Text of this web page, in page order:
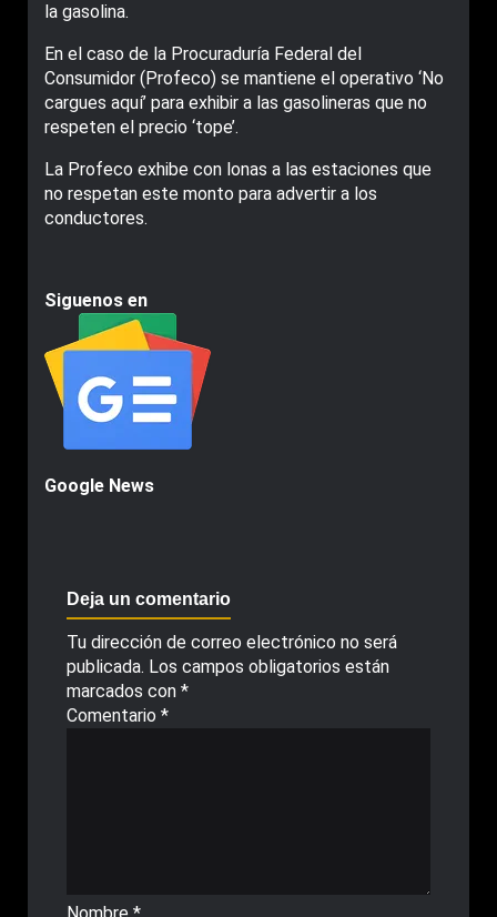
la gasolina.
En el caso de la Procuraduría Federal del
Consumidor (Profeco) se mantiene el operativo ‘No
cargues aquí’ para exhibir a las gasolineras que no
respeten el precio ‘tope’.
La Profeco exhibe con lonas a las estaciones que
no respetan este monto para advertir a los
conductores.
Siguenos en
Google News
Deja un comentario
Tu dirección de correo electrónico no será
publicada. Los campos obligatorios están
marcados con *
Comentario *